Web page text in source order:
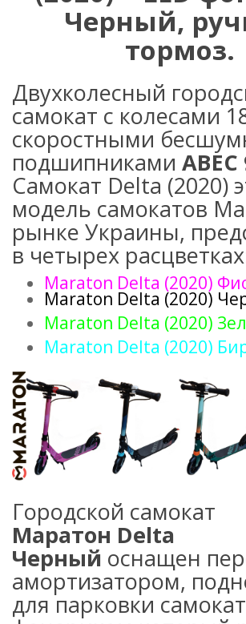
Черный,
тормоз.
Двухколесный
самокат с колесами
скоростными
подшипниками ABEC
Самокат Delta (2020)
модель самокатов
рынке Украины,
в четырех
Maraton Delta (2020)
Maraton Delta (2020)
Maraton Delta (2020)
Maraton Delta (2020)
Городской самокат
Маратон Delta
Черный оснащен
амортизатором,
для парковки